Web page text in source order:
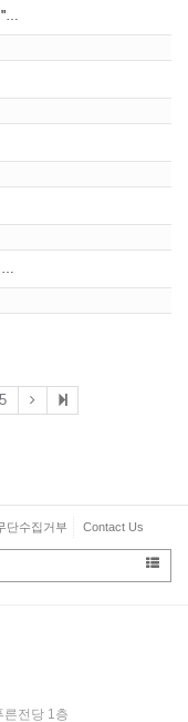
2025년 여성폭력추방주간 맞이 청소년이 말하는 "디지…
11월 가족 참여 성교육프로그램 <와글와글> 신청안내
5
단수집거부 Contact Us
른전당 1층